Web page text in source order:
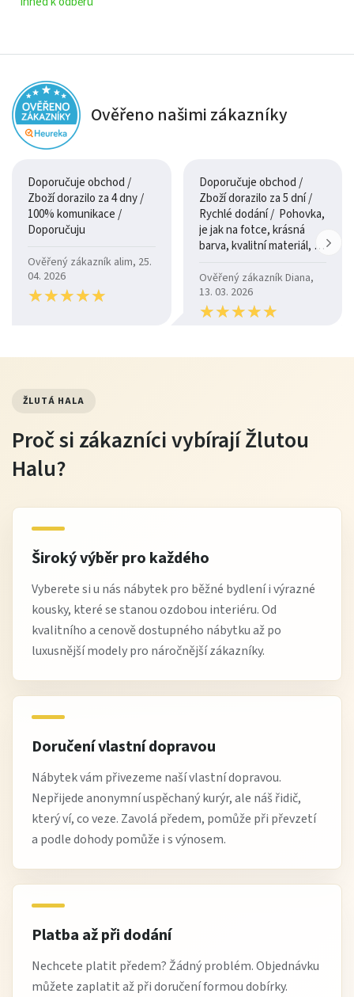
Ověřeno našimi zákazníky
Doporučuje obchod /
Zboží dorazilo za 4 dny /
100% komunikace /
Doporučuju
Ověřený zákazník alim, 25.
04. 2026
★★★★★
★★★★★
Doporučuje obchod /
Zboží dorazilo za 5 dní /
Rychlé dodání / Pohovka,
je jak na fotce, krásná
barva, kvalitní materiál, a
Ověřený zákazník Diana,
13. 03. 2026
★★★★★
★★★★★
ŽLUTÁ HALA
Proč si zákazníci vybírají Žlutou
Halu?
Široký výběr pro každého
Vyberete si u nás nábytek pro běžné bydlení i výrazné
kousky, které se stanou ozdobou interiéru. Od
kvalitního a cenově dostupného nábytku až po
luxusnější modely pro náročnější zákazníky.
Doručení vlastní dopravou
Nábytek vám přivezeme naší vlastní dopravou.
Nepřijede anonymní uspěchaný kurýr, ale náš řidič,
který ví, co veze. Zavolá předem, pomůže při převzetí
a podle dohody pomůže i s výnosem.
Platba až při dodání
Nechcete platit předem? Žádný problém. Objednávku
můžete zaplatit až při doručení formou dobírky.